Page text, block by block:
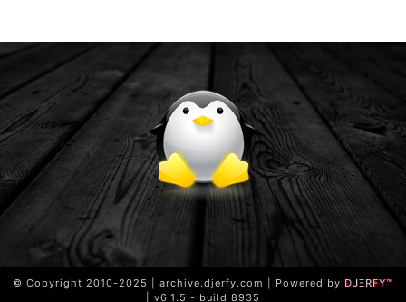
© Copyright 2010-2025 | archive.djerfy.com | Powered by DJΞRFY™
| v6.1.5 - build 8935